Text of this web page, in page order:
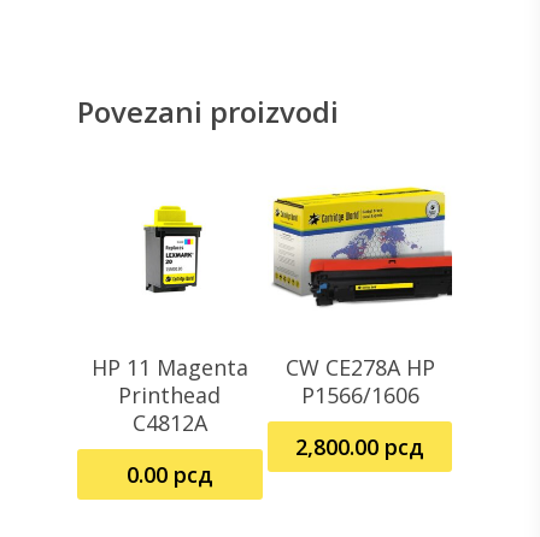
Povezani proizvodi
Dodaj U Korpu
HP 11 Magenta
Printhead
C4812A
0.00 рсд
Dodaj U Korpu
CW CE278A HP
P1566/1606
2,800.00 рсд